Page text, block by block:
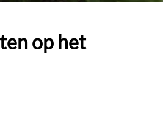
op het